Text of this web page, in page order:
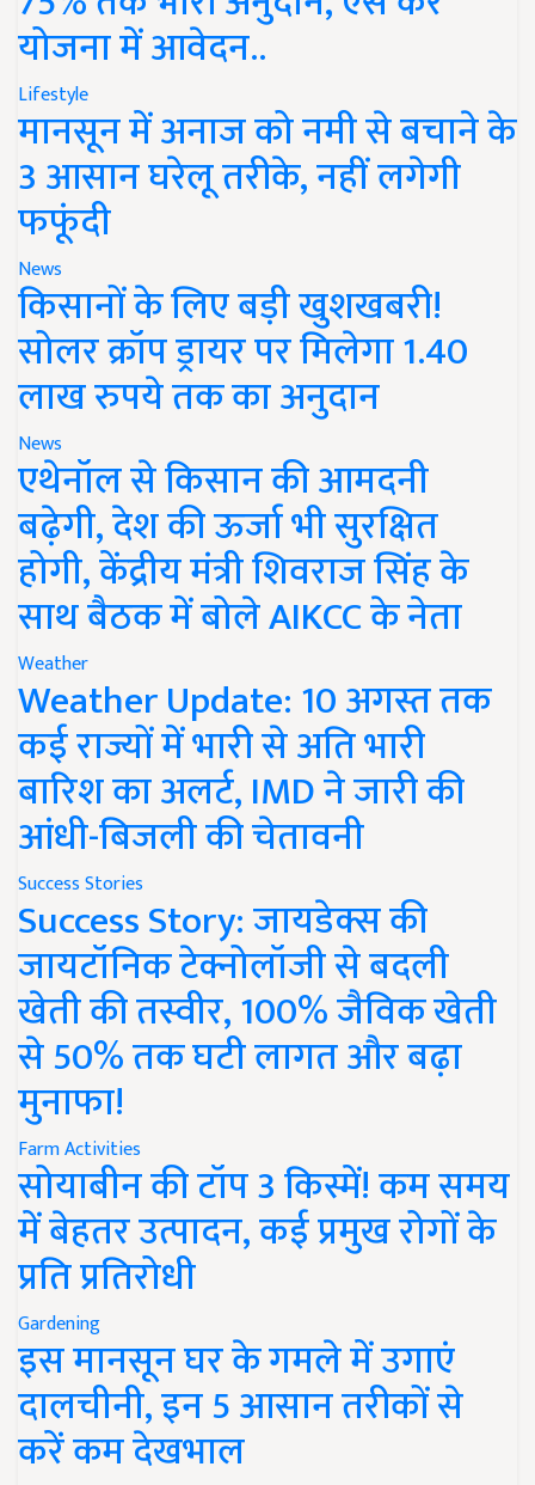
योजना में आवेदन..
Lifestyle
मानसून में अनाज को नमी से बचाने के
3 आसान घरेलू तरीके, नहीं लगेगी
फफूंदी
News
किसानों के लिए बड़ी खुशखबरी!
सोलर क्रॉप ड्रायर पर मिलेगा 1.40
लाख रुपये तक का अनुदान
News
एथेनॉल से किसान की आमदनी
बढ़ेगी, देश की ऊर्जा भी सुरक्षित
होगी, केंद्रीय मंत्री शिवराज सिंह के
साथ बैठक में बोले AIKCC के नेता
Weather
Weather Update: 10 अगस्त तक
कई राज्यों में भारी से अति भारी
बारिश का अलर्ट, IMD ने जारी की
आंधी-बिजली की चेतावनी
Success Stories
Success Story: जायडेक्स की
जायटॉनिक टेक्नोलॉजी से बदली
खेती की तस्वीर, 100% जैविक खेती
से 50% तक घटी लागत और बढ़ा
मुनाफा!
Farm Activities
सोयाबीन की टॉप 3 किस्में! कम समय
में बेहतर उत्पादन, कई प्रमुख रोगों के
प्रति प्रतिरोधी
Gardening
इस मानसून घर के गमले में उगाएं
दालचीनी, इन 5 आसान तरीकों से
करें कम देखभाल